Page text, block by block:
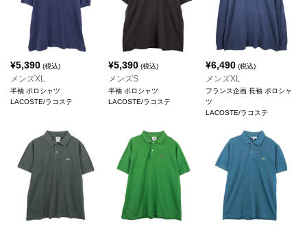
¥5,390 (税込)
メンズXL
半袖 ポロシャツ
LACOSTE/ラコステ
¥5,390(税込)
メンズS
半袖 ポロシャツ
LACOSTE/ラコステ
¥6,490 (税込)
メンズXL
フランス企画 長袖 ポロシャ
ツ
LACOSTE/ラコステ